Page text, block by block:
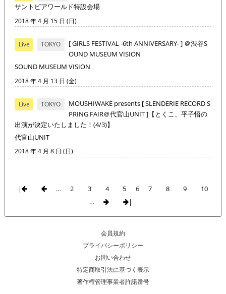
サントピアワールド特設会場
2018 年 4 月 15 日 (日)
Live TOKYO
[ GIRLS FESTIVAL -6th ANNIVERSARY- ] ＠渋谷S
OUND MUSEUM VISION
SOUND MUSEUM VISION
2018 年 4 月 13 日 (金)
Live TOKYO
MOUSHIWAKE presents [ SLENDERIE RECORD S
PRING FAIR＠代官山UNIT ]【とくこ、平子悟の
出演が決定いたしました！(4/3)】
代官山UNIT
2018 年 4 月 8 日 (日)
| … 2 3 4 5 6 7 8 9
10
…
|
会員規約
プライバシーポリシー
お問い合わせ
特定商取引法に基づく表示
著作権管理事業者許諾番号